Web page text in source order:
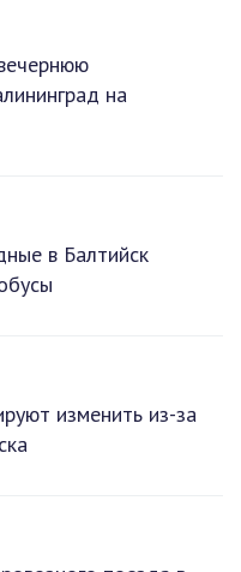
на
в Балтийск
изменить из-за